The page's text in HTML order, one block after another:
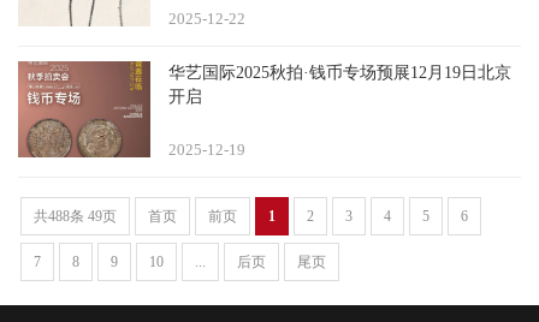
22
2025-12
华艺国际2025秋拍·钱币专场预展12月19日北京
开启
19
2025-12
共488条 49页 首页 前页 1 2 3 4 5 6
7 8 9 10 ... 后页 尾页